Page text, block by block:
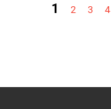
1 2 3 4